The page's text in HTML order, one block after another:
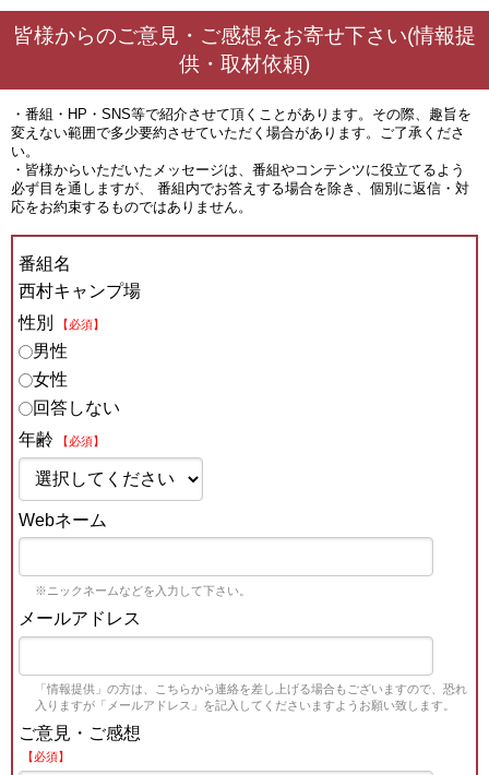
皆様からのご意見・ご感想をお寄せ下さい(情報提
供・取材依頼)
・番組・HP・SNS等で紹介させて頂くことがあります。その際、趣旨を
変えない範囲で多少要約させていただく場合があります。ご了承くださ
い。
・皆様からいただいたメッセージは、番組やコンテンツに役立てるよう
必ず目を通しますが、 番組内でお答えする場合を除き、個別に返信・対
応をお約束するものではありません。
番組名
西村キャンプ場
性別
【必須】
男性
女性
回答しない
年齢
【必須】
Webネーム
※ニックネームなどを入力して下さい。
メールアドレス
「情報提供」の方は、こちらから連絡を差し上げる場合もございますので、恐れ
入りますが「メールアドレス」を記入してくださいますようお願い致します。
ご意見・ご感想
【必須】